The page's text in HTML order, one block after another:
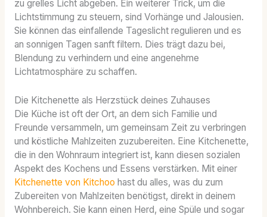
zu grelles Licht abgeben. Ein weiterer Trick, um die
Lichtstimmung zu steuern, sind Vorhänge und Jalousien.
Sie können das einfallende Tageslicht regulieren und es
an sonnigen Tagen sanft filtern. Dies trägt dazu bei,
Blendung zu verhindern und eine angenehme
Lichtatmosphäre zu schaffen.
Die Kitchenette als Herzstück deines Zuhauses
Die Küche ist oft der Ort, an dem sich Familie und
Freunde versammeln, um gemeinsam Zeit zu verbringen
und köstliche Mahlzeiten zuzubereiten. Eine Kitchenette,
die in den Wohnraum integriert ist, kann diesen sozialen
Aspekt des Kochens und Essens verstärken. Mit einer
Kitchenette von Kitchoo hast du alles, was du zum
Zubereiten von Mahlzeiten benötigst, direkt in deinem
Wohnbereich. Sie kann einen Herd, eine Spüle und sogar